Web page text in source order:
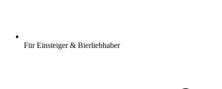
Für Einsteiger & Bierliebhaber